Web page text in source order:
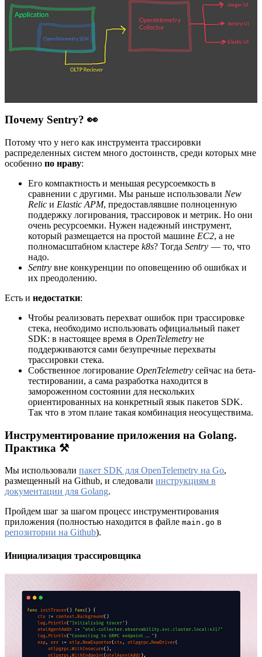
Почему Sentry? 👀
Потому что у него как инструмента трассировки
распределенных систем много достоинств, среди которых мне
особенно по нраву:
Его компактность и меньшая ресурсоемкость в
сравнении с другими. Мы раньше использовали New
Relic и Elastic APM, предоставлявшие полноценную
поддержку логирования, трассировок и метрик. Но они
очень ресурсоемки. Нужен надежный инструмент,
который размещается на простой машине EC2, а не
полномасштабном кластере k8s? Тогда Sentry — то, что
надо.
Sentry вне конкуренции по оповещению об ошибках и
их преодолению.
Есть и недостатки:
Чтобы реализовать перехват ошибок при трассировке
стека, необходимо использовать официальный пакет
SDK: в настоящее время в OpenTelemetry не
поддерживаются сами безупречные перехваты
трассировки стека.
Собственное логирование OpenTelemetry сейчас на бета-
тестировании, а сама разработка находится в
замороженном состоянии для нескольких
ориентированных на конкретный язык пакетов SDK.
Так что в этом плане такая комбинация неосуществима.
Инструментирование приложения на Golang.
Практика ⚒️
Мы использовали пакет SDK для OpenTelemetry на Go,
размещенный на Github, и следовали инструкциям в
документации для Golang.
Пройдем шаг за шагом процесс инструментирования
приложения (полностью находится в файле main.go в
репозитории на Github).
Инициализация трассировщика